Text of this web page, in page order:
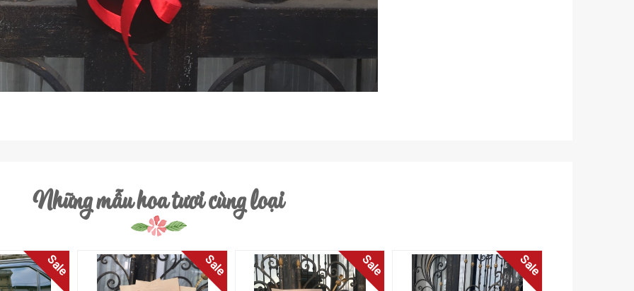
Những mẫu hoa tươi cùng loại
Sale Sale Sale Sale